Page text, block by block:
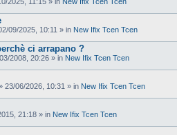
09/2025, 10:11 » in New Ifix Tcen Tcen
ci arrapano ?
2008, 20:26 » in New Ifix Tcen Tcen
23/06/2026, 10:31 » in New Ifix Tcen Tcen
21:18 » in New Ifix Tcen Tcen